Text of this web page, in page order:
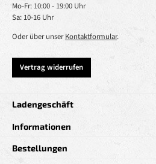
Mo-Fr: 10:00 - 19:00 Uhr
Sa: 10-16 Uhr
Oder über unserKontaktformular.
Vertrag widerrufen
Ladengeschäft
Informationen
Bestellungen